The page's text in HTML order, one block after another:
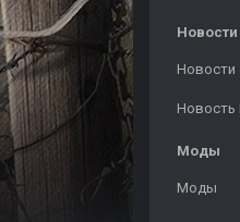
Новости
Новости
Новость
Моды
Моды